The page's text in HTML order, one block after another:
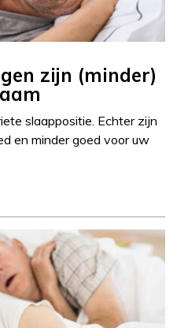
zijn (minder)
slaappositie. Echter zijn
en minder goed voor uw